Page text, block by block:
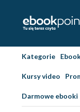
Kategorie
Kursy video
Darmowe ebooki